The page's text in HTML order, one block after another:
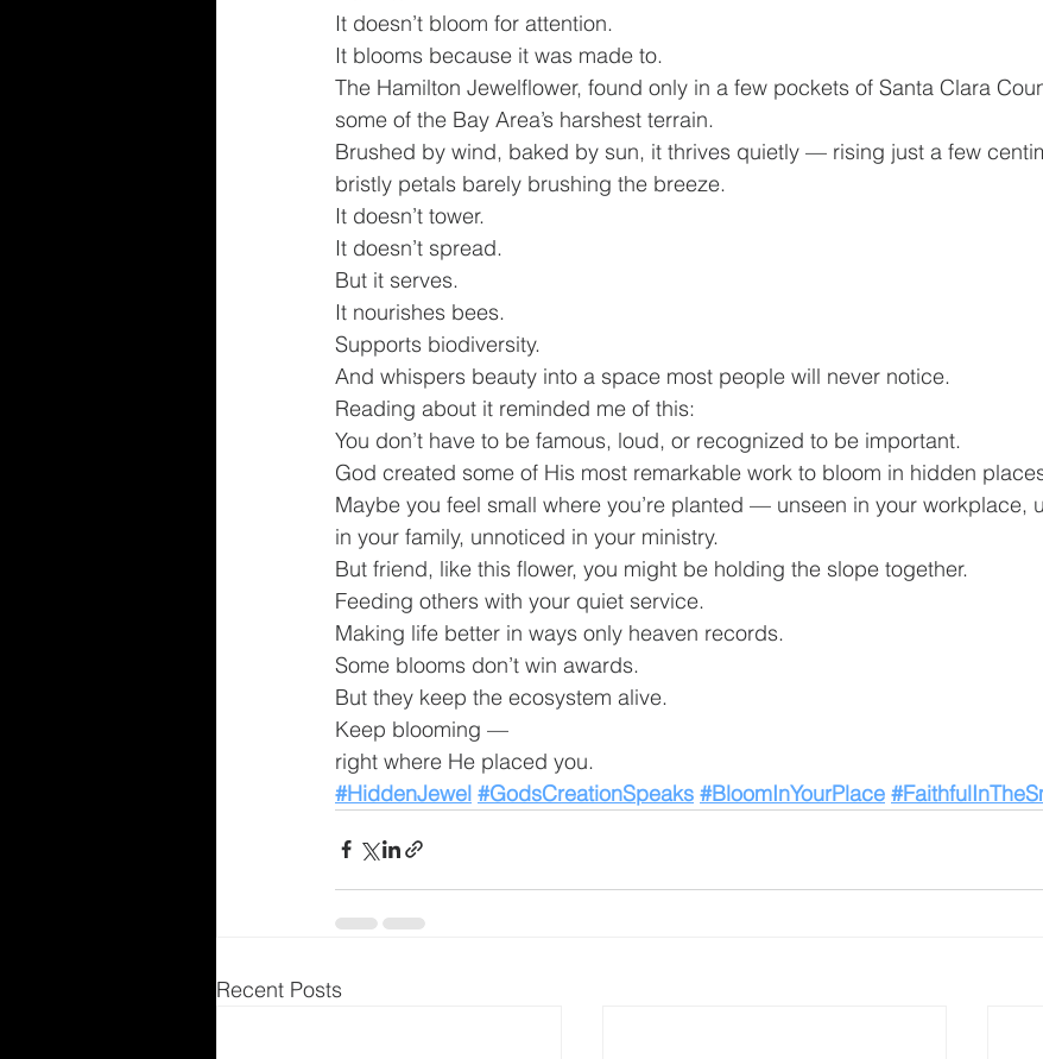
It doesn’t bloom for attention.
It blooms because it was made to.
The Hamilton Jewelflower, found only in a few pockets of Santa Clara
some of the Bay Area’s harshest terrain.
Brushed by wind, baked by sun, it thrives quietly — rising just a few
bristly petals barely brushing the breeze.
It doesn’t tower.
It doesn’t spread.
But it serves.
It nourishes bees.
Supports biodiversity.
And whispers beauty into a space most people will never notice.
Reading about it reminded me of this:
You don’t have to be famous, loud, or recognized to be important.
God created some of His most remarkable work to bloom in hidden
Maybe you feel small where you’re planted — unseen in your workplace,
in your family, unnoticed in your ministry.
But friend, like this flower, you might be holding the slope together.
Feeding others with your quiet service.
Making life better in ways only heaven records.
Some blooms don’t win awards.
But they keep the ecosystem alive.
Keep blooming —
right where He placed you.
#HiddenJewel #GodsCreationSpeaks #BloomInYourPlace
Recent Posts